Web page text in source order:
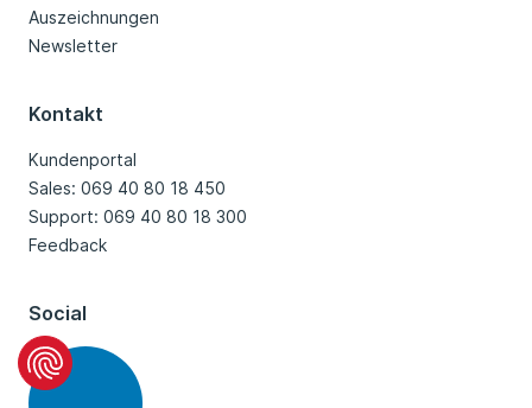
Auszeichnungen
Newsletter
Kontakt
Kundenportal
Sales: 069 40 80 18 450
Support: 069 40 80 18 300
Feedback
Social